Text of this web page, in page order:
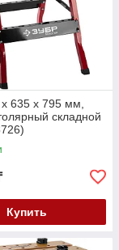
635 х 795 мм,
складной
Купить